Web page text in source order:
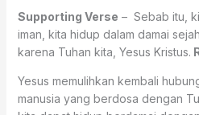
Supporting Verse – Sebab itu,
iman, kita hidup dalam damai
karena Tuhan kita, Yesus Kristus.
Yesus memulihkan kembali
manusia yang berdosa dengan